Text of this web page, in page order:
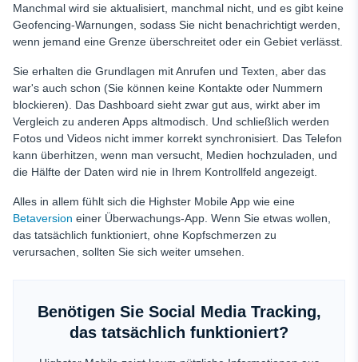
Manchmal wird sie aktualisiert, manchmal nicht, und es gibt keine
Geofencing-Warnungen, sodass Sie nicht benachrichtigt werden,
wenn jemand eine Grenze überschreitet oder ein Gebiet verlässt.
Sie erhalten die Grundlagen mit Anrufen und Texten, aber das
war's auch schon (Sie können keine Kontakte oder Nummern
blockieren). Das Dashboard sieht zwar gut aus, wirkt aber im
Vergleich zu anderen Apps altmodisch. Und schließlich werden
Fotos und Videos nicht immer korrekt synchronisiert. Das Telefon
kann überhitzen, wenn man versucht, Medien hochzuladen, und
die Hälfte der Daten wird nie in Ihrem Kontrollfeld angezeigt.
Alles in allem fühlt sich die Highster Mobile App wie eine
Betaversion einer Überwachungs-App. Wenn Sie etwas wollen,
das tatsächlich funktioniert, ohne Kopfschmerzen zu
verursachen, sollten Sie sich weiter umsehen.
Benötigen Sie Social Media Tracking,
das tatsächlich funktioniert?